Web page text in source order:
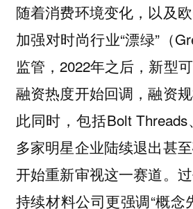
随着消费环境变化，以及
加强对时尚行业“漂绿”（
监管，2022年之后，新型
融资热度开始回调，融资
此同时，包括Bolt
多家明星企业陆续退出甚
开始重新审视这一赛道。
持续材料公司更强调“概念